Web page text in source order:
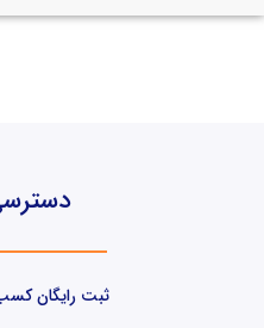
ثبت رایگان